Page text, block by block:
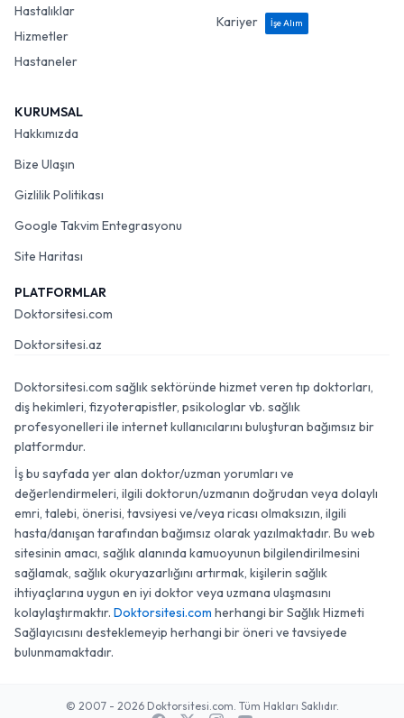
Hastalıklar
Hizmetler
Hastaneler
Kariyer
İşe Alım
KURUMSAL
Hakkımızda
Bize Ulaşın
Gizlilik Politikası
Google Takvim Entegrasyonu
Site Haritası
PLATFORMLAR
Doktorsitesi.com
Doktorsitesi.az
Doktorsitesi.com sağlık sektöründe hizmet veren tıp doktorları,
diş hekimleri, fizyoterapistler, psikologlar vb. sağlık
profesyonelleri ile internet kullanıcılarını buluşturan bağımsız bir
platformdur.
İş bu sayfada yer alan doktor/uzman yorumları ve
değerlendirmeleri, ilgili doktorun/uzmanın doğrudan veya dolaylı
emri, talebi, önerisi, tavsiyesi ve/veya ricası olmaksızın, ilgili
hasta/danışan tarafından bağımsız olarak yazılmaktadır. Bu web
sitesinin amacı, sağlık alanında kamuoyunun bilgilendirilmesini
sağlamak, sağlık okuryazarlığını artırmak, kişilerin sağlık
ihtiyaçlarına uygun en iyi doktor veya uzmana ulaşmasını
kolaylaştırmaktır. Doktorsitesi.com herhangi bir Sağlık Hizmeti
Sağlayıcısını desteklemeyip herhangi bir öneri ve tavsiyede
bulunmamaktadır.
© 2007 - 2026 Doktorsitesi.com. Tüm Hakları Saklıdır.